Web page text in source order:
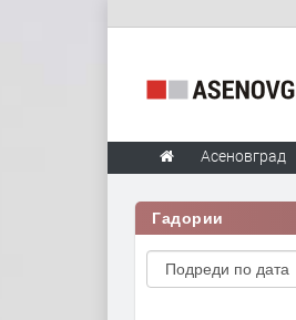
Асеновград
Гадории